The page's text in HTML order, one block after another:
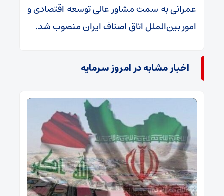
عمرانی به سمت مشاور عالی توسعه اقتصادی و
امور بین‌الملل اتاق اصناف ایران منصوب شد.
اخبار مشابه در امروز سرمایه